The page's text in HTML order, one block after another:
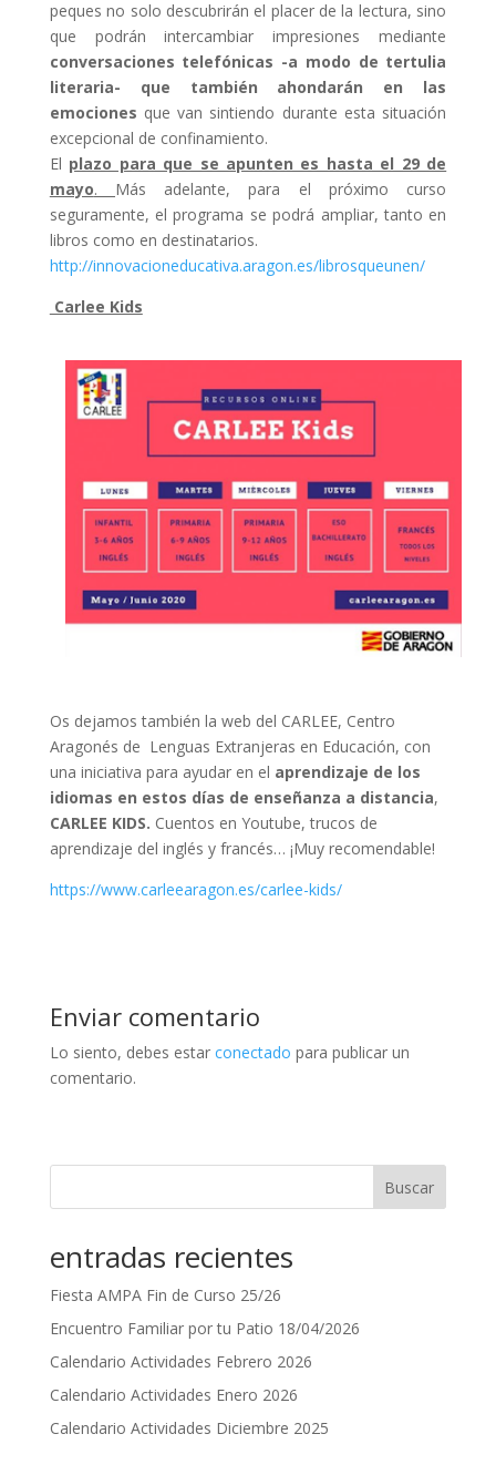
peques no solo descubrirán el placer de la lectura, sino
que podrán intercambiar impresiones mediante
conversaciones telefónicas -a modo de tertulia
literaria- que también ahondarán en las
emociones que van sintiendo durante esta situación
excepcional de confinamiento.
El plazo para que se apunten es hasta el 29 de
mayo. Más adelante, para el próximo curso
seguramente, el programa se podrá ampliar, tanto en
libros como en destinatarios.
http://innovacioneducativa.aragon.es/librosqueunen/
Carlee Kids
Os dejamos también la web del CARLEE, Centro
Aragonés de Lenguas Extranjeras en Educación, con
una iniciativa para ayudar en el aprendizaje de los
idiomas en estos días de enseñanza a distancia,
CARLEE KIDS. Cuentos en Youtube, trucos de
aprendizaje del inglés y francés… ¡Muy recomendable!
https://www.carleearagon.es/carlee-kids/
Enviar comentario
Lo siento, debes estar conectado para publicar un
comentario.
Buscar
entradas recientes
Fiesta AMPA Fin de Curso 25/26
Encuentro Familiar por tu Patio 18/04/2026
Calendario Actividades Febrero 2026
Calendario Actividades Enero 2026
Calendario Actividades Diciembre 2025